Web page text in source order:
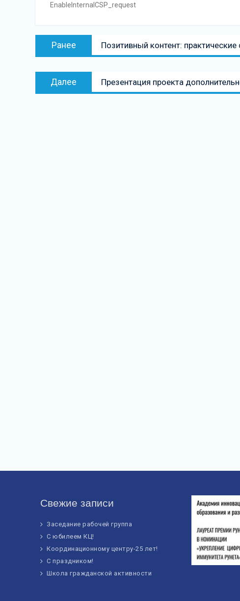
EnableInternalCSP_request
Навигация
Ранее
запись:
Позитивный контент: практические
Далее
запись
Презентация проекта
Свежие записи
Заседание рабочей группа
С юбилеем КЦ!
Координационному центру-25 лет!
С праздником!
Школа гражданской активности